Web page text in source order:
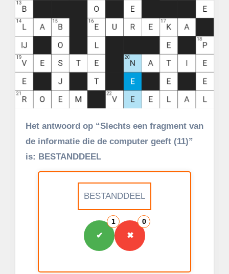
Het antwoord op “Slechts een fragment van
de informatie die de computer geeft (11)”
is: BESTANDDEEL
BESTANDDEEL
1
✔
0
✖